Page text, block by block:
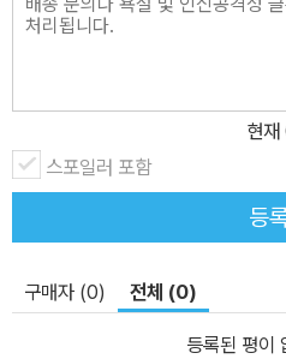
현재
스포일러 포함
등
구매자 (0) 전체 (0)
등록된 평이